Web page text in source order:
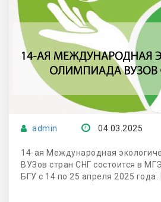
admin 04.03.2025
14-ая Международная
ВУЗов стран СНГ состоится в
БГУ с 14 по 25 апреля 2025 года.